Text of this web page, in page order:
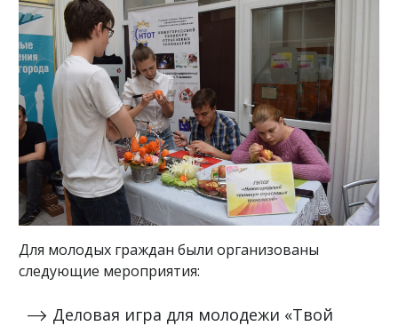
Для молодых граждан были организованы
следующие мероприятия:
Деловая игра для молодежи «Твой